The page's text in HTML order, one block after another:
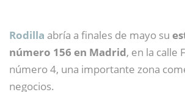
Rodilla abría a finales de mayo su
número 156 en Madrid, en la calle
número 4, una importante zona
negocios.